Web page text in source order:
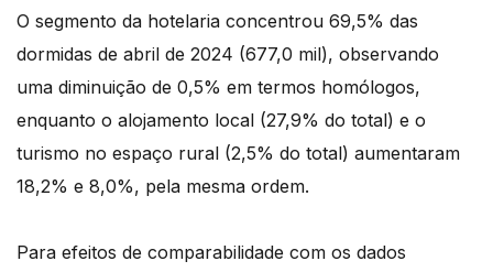
O segmento da hotelaria concentrou 69,5% das
dormidas de abril de 2024 (677,0 mil), observando
uma diminuição de 0,5% em termos homólogos,
enquanto o alojamento local (27,9% do total) e o
turismo no espaço rural (2,5% do total) aumentaram
18,2% e 8,0%, pela mesma ordem.
Para efeitos de comparabilidade com os dados